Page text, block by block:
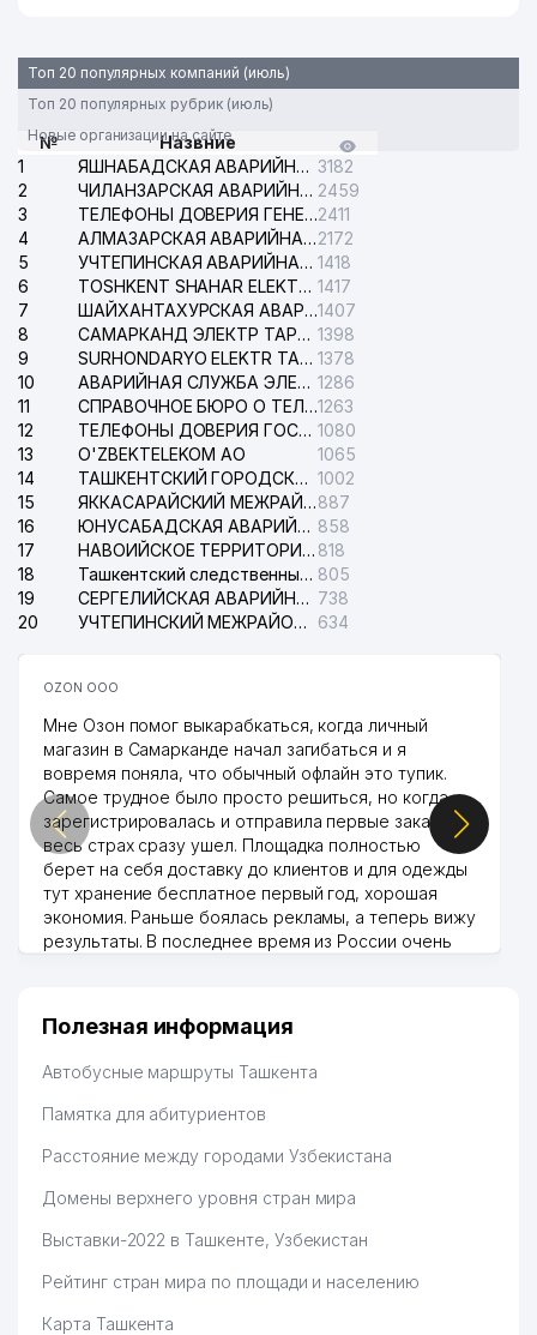
Топ 20 популярных компаний (июль)
Топ 20 популярных рубрик (июль)
Новые организации на сайте
№
Назвние
1
ЯШНАБАДСКАЯ АВАРИЙНАЯ СЛУЖБА ЭЛЕКТРОСЕТИ 3182
2
ЧИЛАНЗАРСКАЯ АВАРИЙНАЯ СЛУЖБА ЭЛЕКТРОСЕТИ 2459
3
ТЕЛЕФОНЫ ДОВЕРИЯ ГЕНЕРАЛЬНОЙ ПРОКУРАТУРЫ РЕСПУБЛИКИ УЗБЕКИСТАН2411
4
АЛМАЗАРСКАЯ АВАРИЙНАЯ СЛУЖБА ЭЛЕКТРОСЕТИ2172
5
УЧТЕПИНСКАЯ АВАРИЙНАЯ СЛУЖБА ЭЛЕКТРОСЕТИ 1418
6
TOSHKENT SHAHAR ELEKTR TARMOQLARI KORXONASI АО 1417
7
ШАЙХАНТАХУРСКАЯ АВАРИЙНАЯ СЛУЖБА ЭЛЕКТРОСЕТИ1407
8
САМАРКАНД ЭЛЕКТР ТАРМОКЛАРИ АО 1398
9
SURHONDARYO ELEKTR TARMOKLARI АО 1378
10
АВАРИЙНАЯ СЛУЖБА ЭЛЕКТРОСЕТИ ТАШКЕНТСКОГО РАЙОНА 1286
11
СПРАВОЧНОЕ БЮРО О ТЕЛЕФОНАХ ОРГАНИЗАЦИЙ г. ТАШКЕНТА1263
12
ТЕЛЕФОНЫ ДОВЕРИЯ ГОСУДАРСТВЕННОГО ЦЕНТРА ТЕСТИРОВАНИЯ 1080
13
O'ZBEKTELEKOM АО
1065
14
ТАШКЕНТСКИЙ ГОРОДСКОЙ СУД ПО ГРАЖДАНСКИМ ДЕЛАМ 1002
15
ЯККАСАРАЙСКИЙ МЕЖРАЙОННЫЙ СУД ПО ГРАЖДАНСКИМ ДЕЛАМ887
16
ЮНУСАБАДСКАЯ АВАРИЙНАЯ СЛУЖБА ЭЛЕКТРОСЕТИ 858
17
НАВОИЙСКОЕ ТЕРРИТОРИАЛЬНОЕ ПРЕДПРИЯТИЕ ЭЛЕКТРОСЕТИ АО 818
18
Ташкентский следственный изолятор 805
19
СЕРГЕЛИЙСКАЯ АВАРИЙНАЯ СЛУЖБА ЭЛЕКТРОСЕТИ 738
20
УЧТЕПИНСКИЙ МЕЖРАЙОННЫЙ СУД ПО ГРАЖДАНСКИМ ДЕЛАМ 634
OZON ООО
Мне Озон помог выкарабкаться, когда личный
магазин в Самарканде начал загибаться и я
вовремя поняла, что обычный офлайн это тупик.
Самое трудное было просто решиться, но когда
зарегистрировалась и отправила первые заказы,
весь страх сразу ушел. Площадка полностью
берет на себя доставку до клиентов и для одежды
тут хранение бесплатное первый год, хорошая
экономия. Раньше боялась рекламы, а теперь вижу
результаты. В последнее время из России очень
Hamida 03.08.2026 12:45:39
Полезная информация
Автобусные маршруты Ташкента
Памятка для абитуриентов
Расстояние между городами Узбекистана
Домены верхнего уровня стран мира
Выставки-2022 в Ташкенте, Узбекистан
Рейтинг стран мира по площади и населению
Карта Ташкента